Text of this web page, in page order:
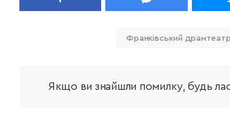
Франківський драмтеатр
Якщо ви знайшли помилку, будь